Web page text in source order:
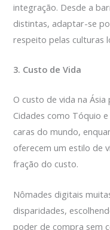
integração. Desde a
distintas, adaptar-se
respeito pelas culturas
3. Custo de Vida
O custo de vida na
Cidades como Tóquio
caras do mundo,
oferecem um estilo de
fração do custo.
Nômades digitais
disparidades,
poder de compra sem